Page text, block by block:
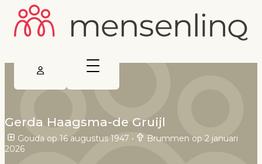
Gerda Haagsma-de Gruijl
Gouda op 16 augustus 1947 •
Brummen op 2 januari
2026